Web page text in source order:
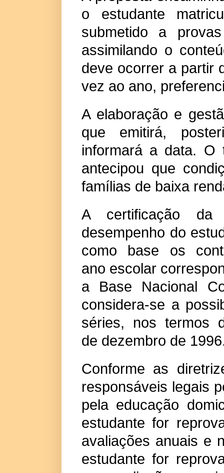
o estudante
submetido a
assimilando o
deve ocorrer a partir
vez ao ano,
A elaboração e
que emitirá,
informará a data. O
antecipou que
famílias de baixa
A certificação da
desempenho do
como base os
ano escolar
a Base Nacional
considera-se a
séries, nos termos
de dezembro de
Conforme as
responsáveis legais
pela educação
estudante for
avaliações anuais e
estudante for